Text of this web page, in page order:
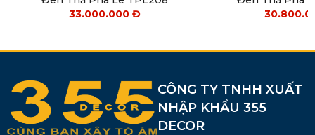
33.000.000Đ
CÔNG TY TNHH XUẤT
NHẬP KHẨU 355
DECOR